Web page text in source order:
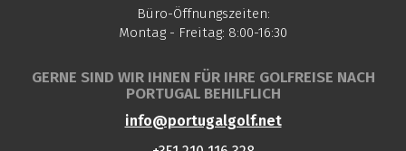
Büro-Öffnungszeiten:
Montag - Freitag: 8:00-16:30
GERNE SIND WIR IHNEN FÜR IHRE GOLFREISE NACH
PORTUGAL BEHILFLICH
info@portugalgolf.net